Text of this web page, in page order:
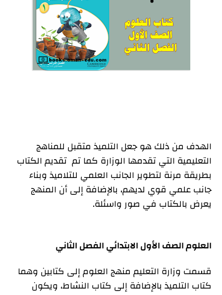
الهدف من ذلك هو جعل التلميذ متقبل للمناهج
التعليمية التي تقدمها الوزارة كما تم تقديم الكتاب
بطريقة مرنة لتطوير الجانب العلمي للتلاميذ وبناء
جانب علمي قوي لديهم، بالإضافة إلى أن المنهج
يعرض بالكتاب في صور واسئلة.
العلوم الصف الأول الابتدائي الفصل الثاني
قسمت وزارة التعليم منهج العلوم إلى كتابين وهما
كتاب التلميذ بالإضافة إلى كتاب النشاط، ويكون